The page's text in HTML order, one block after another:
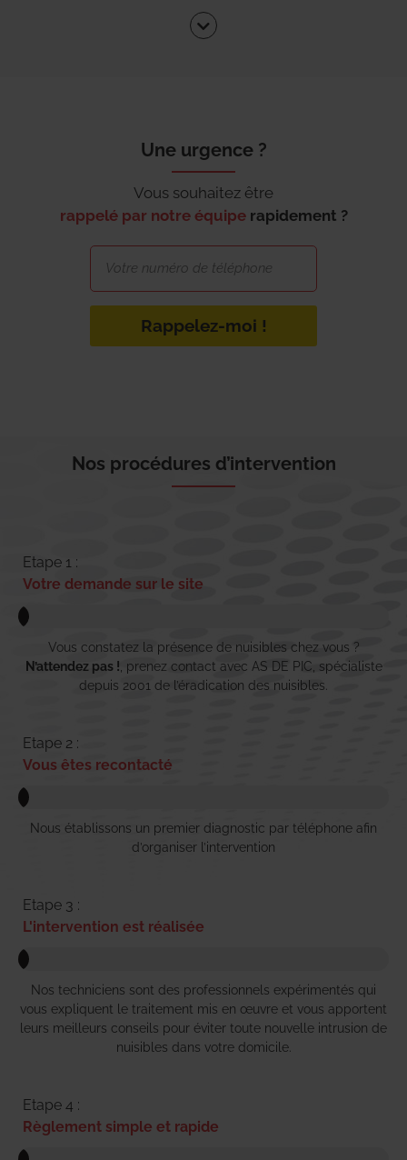
Une urgence ?
Vous souhaitez être
rappelé par notre équipe rapidement ?
Rappelez-moi !
Nos procédures d’intervention
Etape 1 :
Votre demande sur le site
Vous constatez la présence de nuisibles chez vous ?
N’attendez pas ! , prenez contact avec AS DE PIC, spécialiste
depuis 2001 de l’éradication des nuisibles.
Etape 2 :
Vous êtes recontacté
Nous établissons un premier diagnostic par téléphone afin
d’organiser l’intervention
Etape 3 :
L'intervention est réalisée
Nos techniciens sont des professionnels expérimentés qui
vous expliquent le traitement mis en œuvre et vous apportent
leurs meilleurs conseils pour éviter toute nouvelle intrusion de
nuisibles dans votre domicile.
Etape 4 :
Règlement simple et rapide